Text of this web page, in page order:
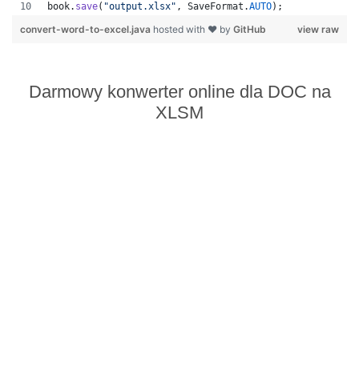
book. save( "output.xlsx" , SaveFormat .AUTO);
view raw
convert-word-to-excel.java hosted with ❤ by GitHub
Darmowy konwerter online dla DOC na
XLSM